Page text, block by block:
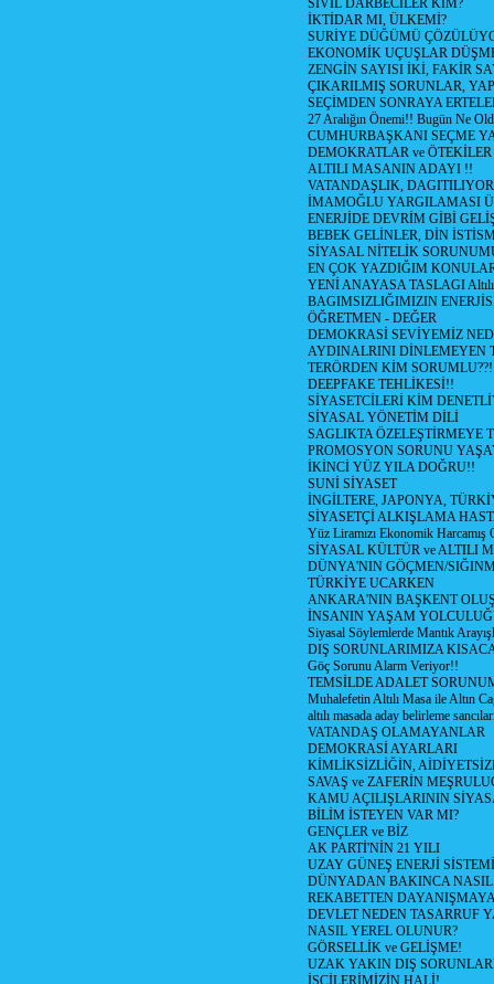
SİVİL DARBECİLER KİM?
İKTİDAR MI, ÜLKEMİ?
SURİYE DÜĞÜMÜ
EKONOMİK UÇUŞLAR
ZENGİN SAYISI İKİ, FAKİR
ÇIKARILMIŞ SORUNLAR,
SEÇİMDEN SONRAYA
27 Aralığın Önemi!! Bugün Ne
CUMHURBAŞKANI SEÇME
DEMOKRATLAR ve ÖTEKİLER
ALTILI MASANIN ADAYI !!
VATANDAŞLIK,
İMAMOĞLU YARGILAMASI
ENERJİDE DEVRİM GİBİ
BEBEK GELİNLER, DİN
SİYASAL NİTELİK
EN ÇOK YAZDIĞIM
YENİ ANAYASA TASLAGI Altılı
BAGIMSIZLIĞIMIZIN
ÖĞRETMEN - DEĞER
DEMOKRASİ SEVİYEMİZ
AYDINALRINI DİNLEMEYEN
TERÖRDEN KİM
DEEPFAKE TEHLİKESİ!!
SİYASETCİLERİ KİM
SİYASAL YÖNETİM DİLİ
SAGLIKTA ÖZELEŞTİRMEYE
PROMOSYON SORUNU
İKİNCİ YÜZ YILA DOĞRU!!
SUNİ SİYASET
İNGİLTERE, JAPONYA,
SİYASETÇİ ALKIŞLAMA
Yüz Liramızı Ekonomik Harcamış
SİYASAL KÜLTÜR ve ALTILI
DÜNYA'NIN GÖÇMEN/
TÜRKİYE UCARKEN
ANKARA'NIN BAŞKENT
İNSANIN YAŞAM
Siyasal Söylemlerde Mantık
DIŞ SORUNLARIMIZA
Göç Sorunu Alarm Veriyor!!
TEMSİLDE ADALET
Muhalefetin Altılı Masa ile Altın
altılı masada aday belirleme
VATANDAŞ OLAMAYANLAR
DEMOKRASİ AYARLARI
KİMLİKSİZLİĞİN,
SAVAŞ ve ZAFERİN
KAMU AÇILIŞLARININ
BİLİM İSTEYEN VAR MI?
GENÇLER ve BİZ
AK PARTİ'NİN 21 YILI
UZAY GÜNEŞ ENERJİ SİSTEMİ
DÜNYADAN BAKINCA
REKABETTEN
DEVLET NEDEN TASARRUF
NASIL YEREL OLUNUR?
GÖRSELLİK ve GELİŞME!
UZAK YAKIN DIŞ
İŞÇİLERİMİZİN HALİ!